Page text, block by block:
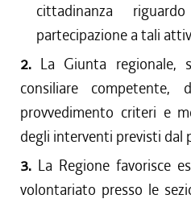
cittadinanza
partecipazione a tali
2. La Giunta regionale,
consiliare competente,
provvedimento criteri e
degli interventi previsti dal
3. La Regione favorisce
volontariato presso le